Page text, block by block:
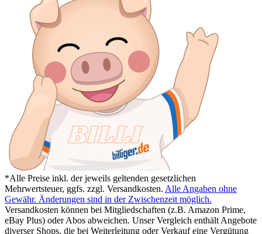
*Alle Preise inkl. der jeweils geltenden gesetzlichen
Mehrwertsteuer, ggfs. zzgl. Versandkosten. Alle Angaben ohne
Gewähr. Änderungen sind in der Zwischenzeit möglich.
Versandkosten können bei Mitgliedschaften (z.B. Amazon Prime,
eBay Plus) oder Abos abweichen. Unser Vergleich enthält Angebote
diverser Shops, die bei Weiterleitung oder Verkauf eine Vergütung